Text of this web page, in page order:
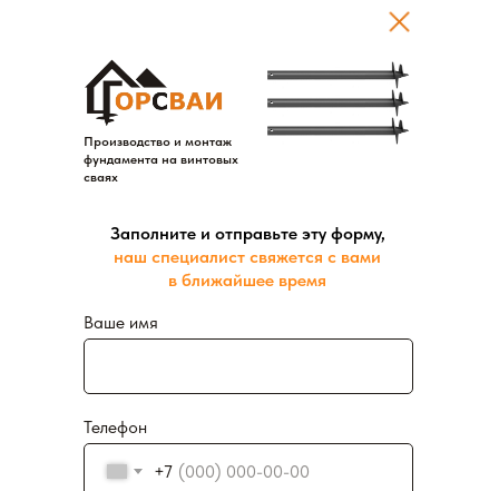
Ваше имя
Телефон
+7
Заполните и отправьте эту форму,
наш специалист свяжется с вами
в ближайшее время
Производство и монтаж
фундамента на винтовых
сваях